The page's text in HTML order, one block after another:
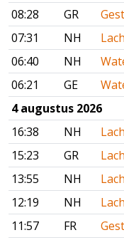
08:28
GR
07:31
NH
06:40
NH
06:21
GE
4 augustus 2026
16:38
NH
15:23
GR
13:55
NH
12:19
NH
11:57
FR